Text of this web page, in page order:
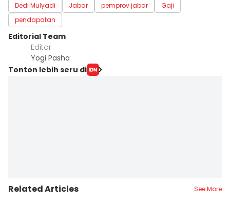
Dedi Mulyadi Jabar pemprov jabar
Gaji
pendapatan
Editorial Team
Editor
Yogi Pasha
Tonton lebih seru di
Related Articles See More